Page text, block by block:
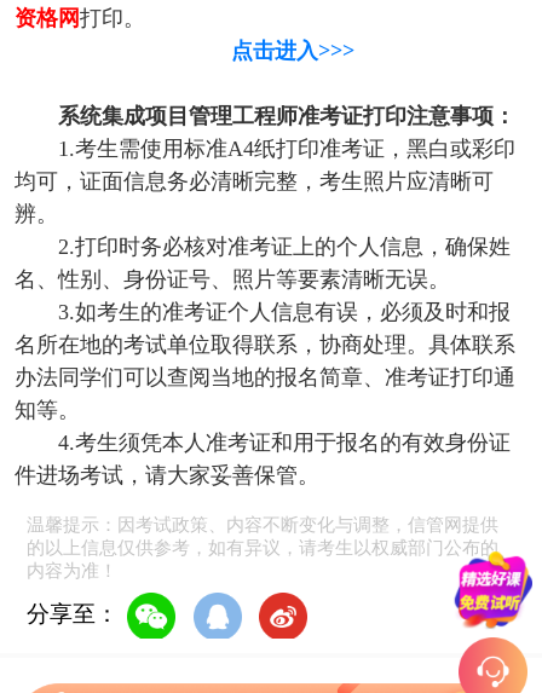
资格网打印。
点击进入>>>
系统集成项目管理工程师准考证打印注意事项：
1.考生需使用标准A4纸打印准考证，黑白或彩印
均可，证面信息务必清晰完整，考生照片应清晰可
辨。
2.打印时务必核对准考证上的个人信息，确保姓
名、性别、身份证号、照片等要素清晰无误。
3.如考生的准考证个人信息有误，必须及时和报
名所在地的考试单位取得联系，协商处理。具体联系
办法同学们可以查阅当地的报名简章、准考证打印通
知等。
4.考生须凭本人准考证和用于报名的有效身份证
件进场考试，请大家妥善保管。
温馨提示：因考试政策、内容不断变化与调整，信管网提供
的以上信息仅供参考，如有异议，请考生以权威部门公布的
内容为准！
分享至：